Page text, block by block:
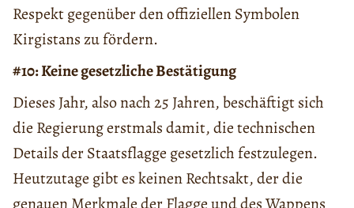
Respekt gegenüber den offiziellen Symbolen
Kirgistans zu fördern.
#10: Keine gesetzliche Bestätigung
Dieses Jahr, also nach 25 Jahren, beschäftigt sich
die Regierung erstmals damit, die technischen
Details der Staatsflagge gesetzlich festzulegen.
Heutzutage gibt es keinen Rechtsakt, der die
genauen Merkmale der Flagge und des Wappens